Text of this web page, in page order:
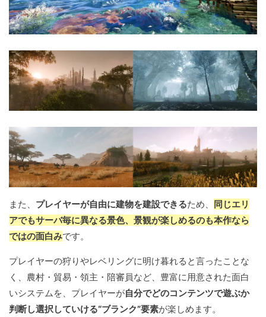
また、 プレイヤーが自由に建物を建設できるため、 同じエリ
アでもサーバ毎に異なる景色、景観が楽しめるのも本作なら
ではの面白みです。
プレイヤーの狩りやレベリングに明け暮れると言ったことな
く、農村・貿易・領主・陪審員など、豊富に用意された面白
いシステムを、プレイヤーが自分でどのコンテンツで遊ぶか
判断し選択していける“ブランク”要素が楽しめます。